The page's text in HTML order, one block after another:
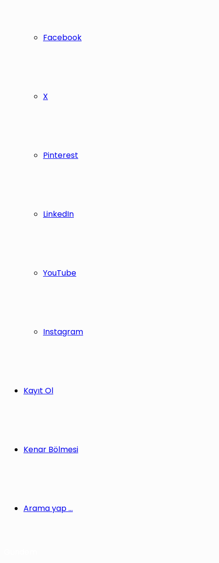
Facebook
X
Pinterest
LinkedIn
YouTube
Instagram
Kayıt Ol
Kenar Bölmesi
Arama yap ...